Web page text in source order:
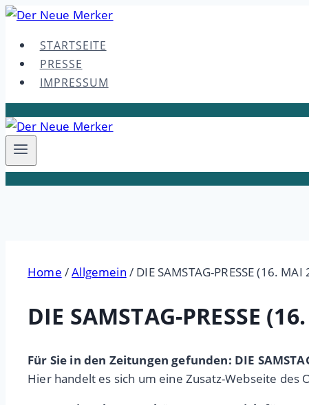
Skip
contentSTARTSEITE
PRESSE
IMPRESSUM
Home /Allgemein / DIE SAMSTAG-PRESSE (16.
DIE SAMSTAG-PRESSE
Für Sie in den Zeitungen gefunden: DIE
Hier handelt es sich um eine Zusatz-Webseite